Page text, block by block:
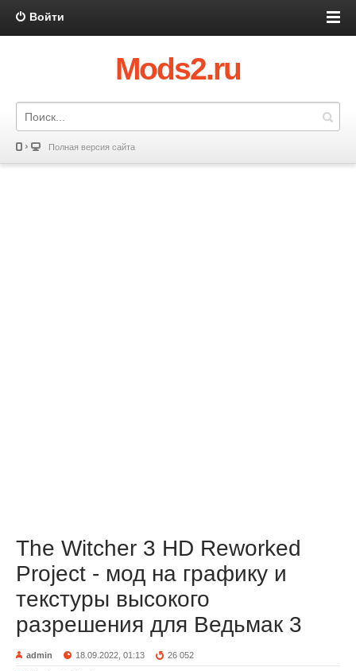
Войти
Mods2.ru
Полная версия сайта
The Witcher 3 HD Reworked
Project - мод на графику и
текстуры высокого
разрешения для Ведьмак 3
admin 18.09.2022, 01:13 26 052